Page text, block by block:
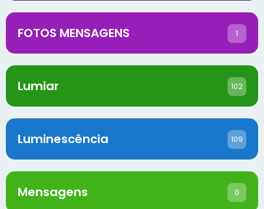
FOTOS MENSAGENS 1
Lumiar 102
Luminescência 109
Mensagens 0